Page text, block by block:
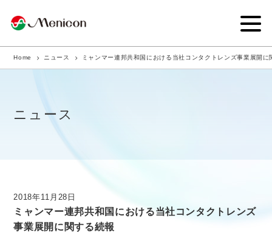
企業情報
商品サイト
ニュース
Home ニュース ミャンマー連邦共和国における当社コンタクトレンズ事業展開に
ニュース
2018年11月28日
ミャンマー連邦共和国における当社コンタクトレンズ
事業展開に関する続報